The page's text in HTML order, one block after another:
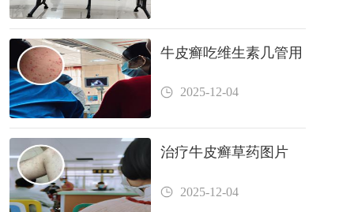
牛皮癣吃维生素几管用
2025-12-04
治疗牛皮癣草药图片
2025-12-04